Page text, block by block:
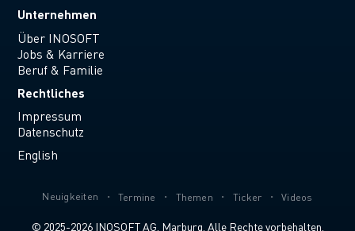
Unternehmen
Über INOSOFT
Jobs & Karriere
Beruf & Familie
Rechtliches
Impressum
Datenschutz
English
Neuigkeiten Termine Themen Ticker Videos
© 2025-2026 INOSOFT AG, Marburg. Alle Rechte vorbehalten.